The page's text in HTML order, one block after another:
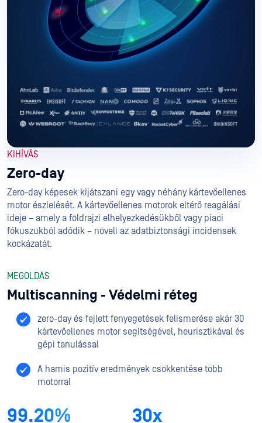
KIHÍVÁS
Zero-day
Zero-day képesek kijátszani egy vagy néhány kártevőellenes
motor észlelését. A kártevőellenes motorok eltérő reagálási
ideje – amely a földrajzi elhelyezkedésükből vagy piaci
fókuszukból adódik – növeli az adatbiztonsági incidensek
kockázatát.
MEGOLDÁS
Multiscanning - Védelmi réteg
zero-day és fejlett fenyegetések felismerése akár 30
kártevőellenes motor segítségével, heurisztikával és
gépi tanulással
A hamis pozitív eredmények csökkentése több
motorral
99.20% 30x